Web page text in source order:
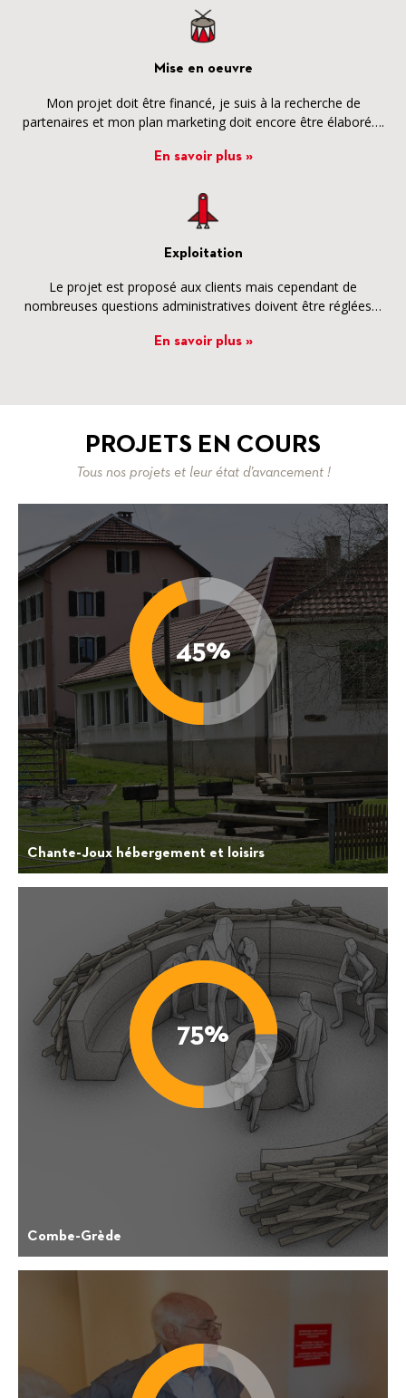
Mise en oeuvre
Mon projet doit être financé, je suis à la recherche de
partenaires et mon plan marketing doit encore être élaboré….
En savoir plus »
Exploitation
Le projet est proposé aux clients mais cependant de
nombreuses questions administratives doivent être réglées…
En savoir plus »
PROJETS EN COURS
Tous nos projets et leur état d’avancement !
Chante-Joux hébergement et loisirs
Combe-Grède